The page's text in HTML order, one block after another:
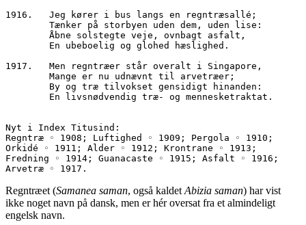
1916.	Jeg kører i bus langs en regntræsallé;
        Tænker på storbyen uden dem, uden lise:
        Åbne solstegte veje, ovnbagt asfalt,
        En ubeboelig og glohed hæslighed.
1917.	Men regntræer står overalt i Singapore,
        Mange er nu udnævnt til arvetræer;
        By og træ tilvokset gensidigt hinanden:
        En livsnødvendig træ- og mennesketraktat.
Nyt i Index Titusind:
Regntræ ◦ 1908; Luftighed ◦ 1909; Pergola ◦ 1910;
Orkidé ◦ 1911; Alder ◦ 1912; Krontrane ◦ 1913;
Fredning ◦ 1914; Guanacaste ◦ 1915; Asfalt ◦ 1916;
Arvetræ ◦ 1917.
Regntræet (Samanea saman, også kaldet Abizia saman) har vist
ikke noget navn på dansk, men er hér oversat fra et almindeligt
engelsk navn.